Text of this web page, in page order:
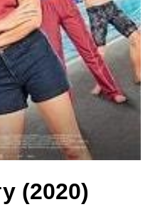
(2020)